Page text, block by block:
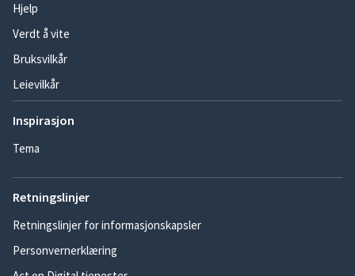
Hjelp
Verdt å vite
Bruksvilkår
Leievilkår
Inspirasjon
Tema
Retningslinjer
Retningslinjer for informasjonskapsler
Personvernerklæring